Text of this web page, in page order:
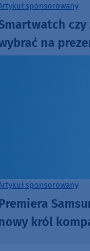
sponsorowany
czy
na
sponsorowany
król